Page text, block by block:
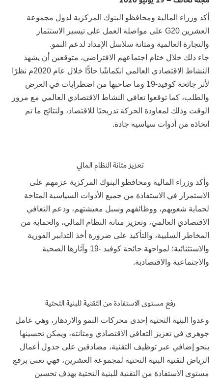
أكد وزراء المالية ومحافظو البنوك المركزية لدول مجموعة
العشرين G20 على مواصلة العمل على تيسير الاستثمار
والتجارة العالمية ومتانة سلاسل الإمداد لدعم النمو.
جاء ذلك خلال ختام اجتماعهم الافتراضي، متوقعين أن يشهد
النشاط الاقتصادي العالمي انكماشًا حادًّا خلال عام 2020م نظرًا
لأثر جائحة كوفيد-19 وما صاحبها من اضطرابات في العرض
والطلب، كما توقعوا تعافي النشاط الاقتصادي العالمي مع مرور
الوقت وذلك لمعاودة الحركة تدريجيًا للاقتصاد، ولنتائج ما تم
اتخاذه من أدوات سياسية جادة.
تعزيز متانة النظام المالي
وأكد وزراء المالية ومحافظو البنوك المركزية عزمهم على
الاستمرار في الاستفادة من جميع الأدوات السياسية المتاحة
لحماية شعوبهم، ووظائفهم وسبل معيشتهم، ودعم التعافي
الاقتصادي العالمي، وتعزيز متانة النظام المالي، والحماية من
المخاطر السلبية، والتأكيد على ضرورة أخذ التدابير الفورية
والاستثنائية؛ لمواجهة جائحة كوفيد -19 وآثارها الصحية
والاجتماعية والاقتصادية.
رفع مستوى الاستفادة من التقنية للبنية التحتية
وعدوا البنية التحتية إحدى محركات النمو والازدهار، وهي عامل
جوهري في تعزيز التعافي الاقتصادي ومتانته، ويمكن تحسينها
بنحو إضافي عبر توظيف التقنية، مصادقين على جدول أعمال
الرياض لتقنية البنية التحتية لمجموعة العشرين، فهي تعنى برفع
مستوى الاستفادة من التقنية للبنية التحتية بهدف تحسين